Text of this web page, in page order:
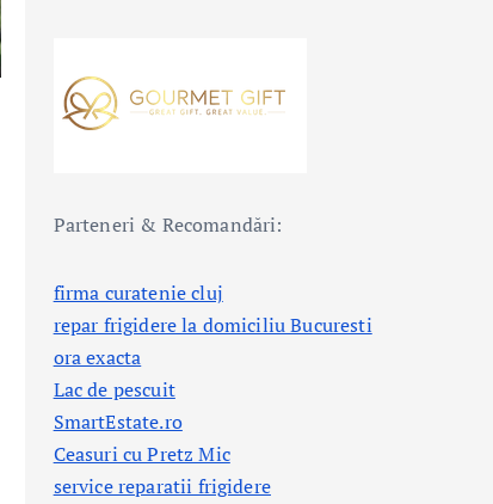
Parteneri & Recomandări:
firma curatenie cluj
repar frigidere la domiciliu Bucuresti
ora exacta
Lac de pescuit
SmartEstate.ro
Ceasuri cu Pretz Mic
service reparatii frigidere